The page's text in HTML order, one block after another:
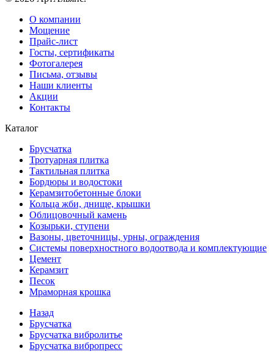
О компании
Мощение
Прайс-лист
Госты, сертификаты
Фотогалерея
Письма, отзывы
Наши клиенты
Акции
Контакты
Каталог
Брусчатка
Тротуарная плитка
Тактильная плитка
Бордюры и водостоки
Керамзитобетонные блоки
Кольца жби, днище, крышки
Облицовочный камень
Козырьки, ступени
Вазоны, цветочницы, урны, ограждения
Системы поверхностного водоотвода и комплектующие
Цемент
Керамзит
Песок
Мраморная крошка
Назад
Брусчатка
Брусчатка вибролитье
Брусчатка вибропресс